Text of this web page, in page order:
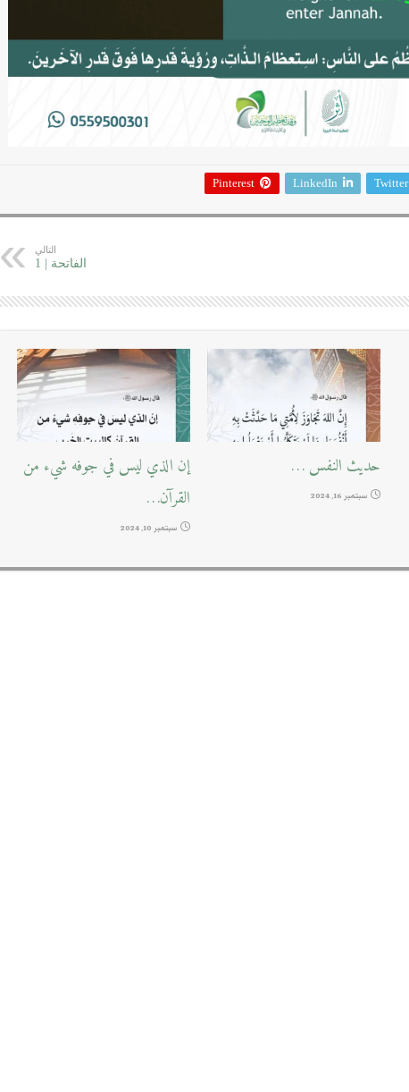
Twitter
LinkedIn
Pinterest
التالي
الفاتحة | 1
حديث النفس …
سبتمبر 16, 2024
إن الذي ليس في جوفه شيء من
القرآن…
سبتمبر 10, 2024